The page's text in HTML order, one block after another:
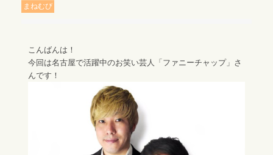
まねむび
こんばんは！
今回は名古屋で活躍中のお笑い芸人「ファニーチャップ」さ
んです！